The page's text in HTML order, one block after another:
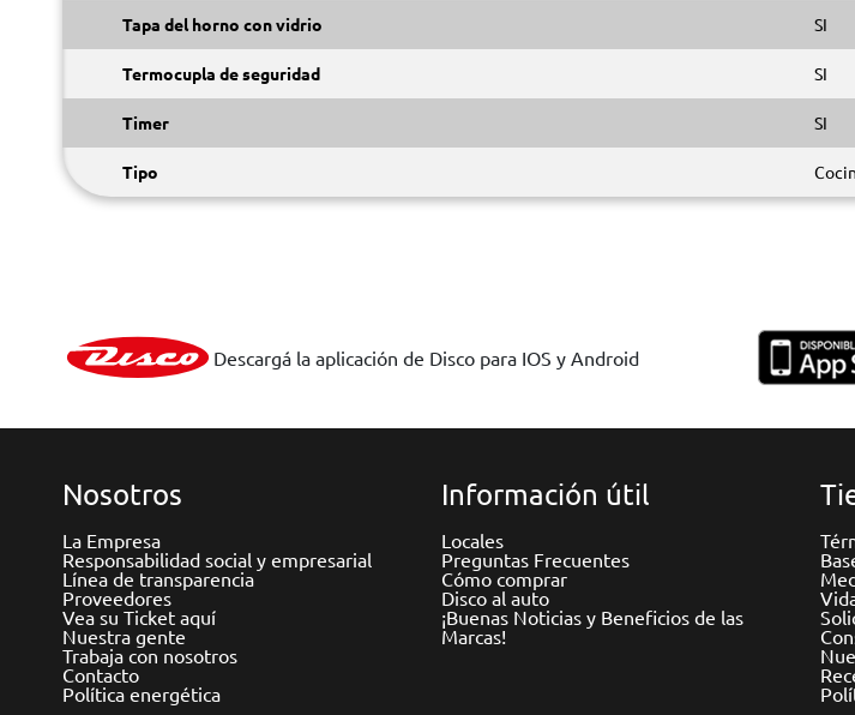
Tapa del horno con vidrio SI
Termocupla de seguridad SI
Timer SI
Tipo
Descargá la aplicación de Disco para IOS y Android
Nosotros
La Empresa
Responsabilidad social y empresarial
Línea de transparencia
Proveedores
Vea su Ticket aquí
Nuestra gente
Trabaja con nosotros
Contacto
Política energética
Información útil
Locales
Preguntas Frecuentes
Cómo comprar
Disco al auto
¡Buenas Noticias y Beneficios de las
Marcas!